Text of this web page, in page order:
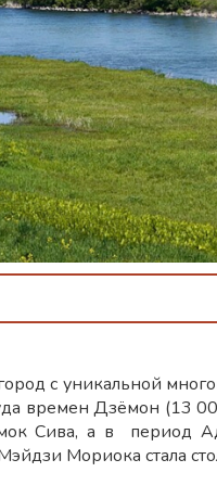
с уникальной
времен Дзёмон (13
Сива, а в период
Мориока стала